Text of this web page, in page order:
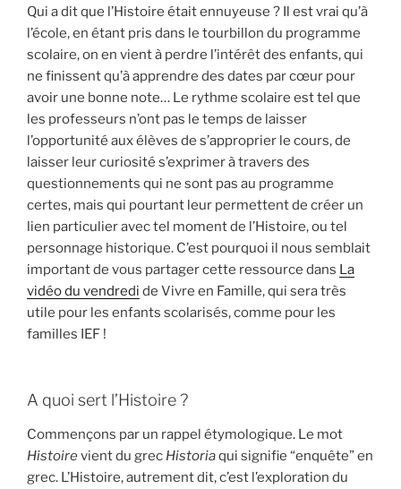
Qui a dit que l’Histoire était ennuyeuse ? Il est vrai qu’à
l’école, en étant pris dans le tourbillon du programme
scolaire, on en vient à perdre l’intérêt des enfants, qui
ne finissent qu’à apprendre des dates par cœur pour
avoir une bonne note… Le rythme scolaire est tel que
les professeurs n’ont pas le temps de laisser
l’opportunité aux élèves de s’approprier le cours, de
laisser leur curiosité s’exprimer à travers des
questionnements qui ne sont pas au programme
certes, mais qui pourtant leur permettent de créer un
lien particulier avec tel moment de l’Histoire, ou tel
personnage historique. C’est pourquoi il nous semblait
important de vous partager cette ressource dans La
vidéo du vendredi de Vivre en Famille, qui sera très
utile pour les enfants scolarisés, comme pour les
familles IEF !
A quoi sert l’Histoire ?
Commençons par un rappel étymologique. Le mot
Histoirevient du grec Historiaqui signifie “enquête” en
grec. L’Histoire, autrement dit, c’est l’exploration du